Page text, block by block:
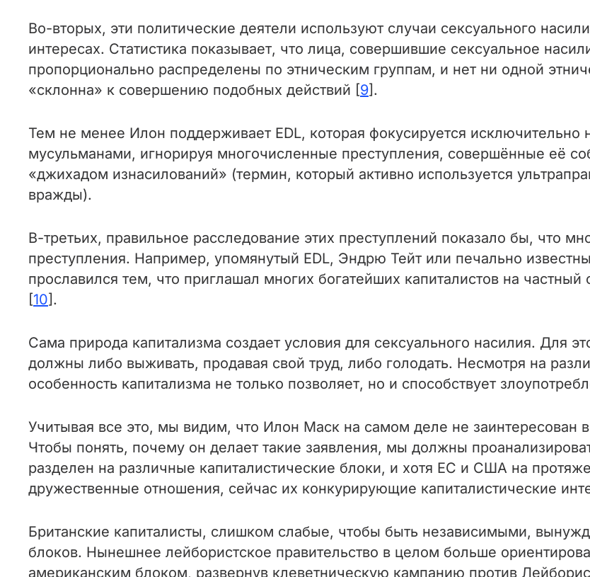
Во-вторых, эти политические деятели используют случаи сексуального
интересах. Статистика показывает, что лица, совершившие сексуальное
пропорционально распределены по этническим группам, и нет ни одной
«склонна» к совершению подобных действий [9].
Тем не менее Илон поддерживает EDL, которая фокусируется
мусульманами, игнорируя многочисленные преступления, совершённые её
«джихадом изнасилований» (термин, который активно используется
вражды).
В-третьих, правильное расследование этих преступлений показало бы, что
преступления. Например, упомянутый EDL, Эндрю Тейт или печально
прославился тем, что приглашал многих богатейших капиталистов на
[10].
Сама природа капитализма создает условия для сексуального насилия. Для
должны либо выживать, продавая свой труд, либо голодать. Несмотря на
особенность капитализма не только позволяет, но и способствует
Учитывая все это, мы видим, что Илон Маск на самом деле не заинтересован
Чтобы понять, почему он делает такие заявления, мы должны
разделен на различные капиталистические блоки, и хотя ЕС и США на
дружественные отношения, сейчас их конкурирующие капиталистические
Британские капиталисты, слишком слабые, чтобы быть независимыми,
блоков. Нынешнее лейбористское правительство в целом больше
американским блоком, развернув клеветническую кампанию против